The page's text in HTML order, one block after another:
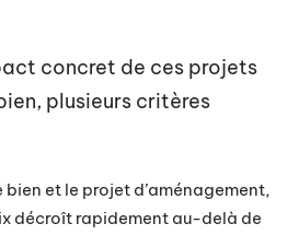
concret de ces projets
plusieurs critères
et le projet d’aménagement,
décroît rapidement au-delà de